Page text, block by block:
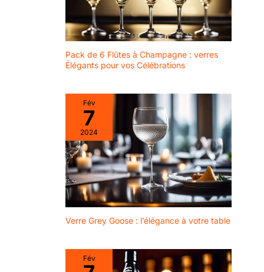
Pack de 6 Flûtes à Champagne : verres
Élégants pour vos Célébrations
Fév
7
2024
Verre Grey Goose : l’élégance à votre table
Fév